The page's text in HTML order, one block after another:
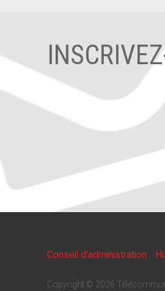
Conseil d'administration
Copyright © 2026